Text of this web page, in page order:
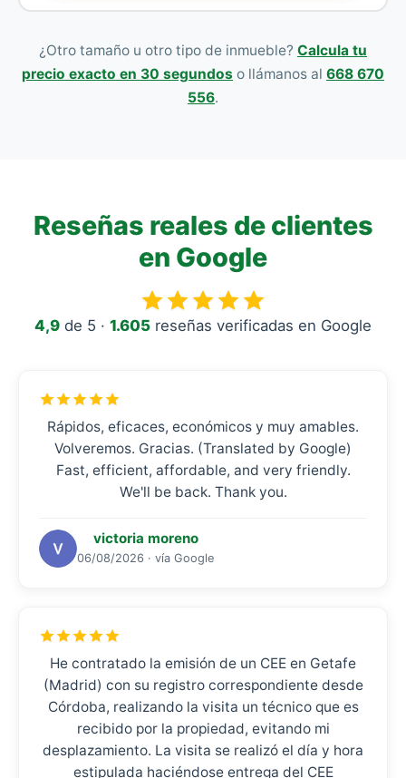
¿Otro tamaño u otro tipo de inmueble? Calcula tu
precio exacto en 30 segundos o llámanos al 668 670
556.
Reseñas reales de clientes
en Google
4,9 de 5 · 1.605 reseñas verificadas en Google
Rápidos, eficaces, económicos y muy amables.
Volveremos. Gracias. (Translated by Google)
Fast, efficient, affordable, and very friendly.
We'll be back. Thank you.
victoria moreno
06/08/2026 · vía Google
He contratado la emisión de un CEE en Getafe
(Madrid) con su registro correspondiente desde
Córdoba, realizando la visita un técnico que es
recibido por la propiedad, evitando mi
desplazamiento. La visita se realizó el día y hora
estipulada haciéndose entrega del CEE